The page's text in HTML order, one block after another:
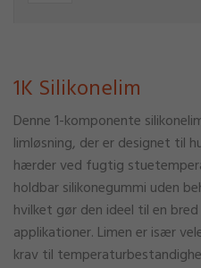
1K Silikonelim
Denne 1-komponente
limløsning, der er designet til
hærder ved fugtig
holdbar silikonegummi uden
hvilket gør den ideel til en
applikationer. Limen er især
krav til